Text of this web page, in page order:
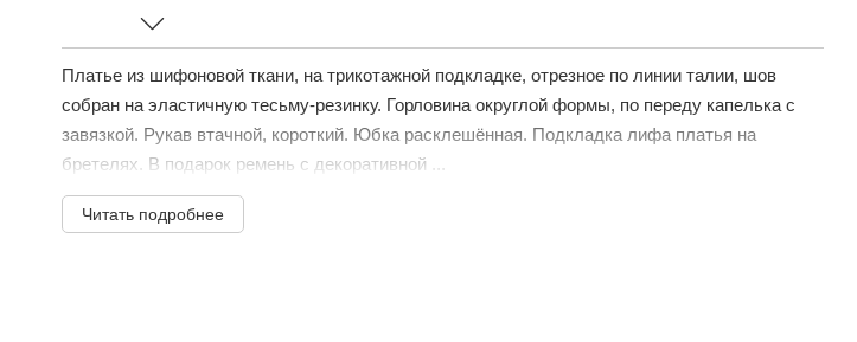
Платье из шифоновой ткани, на трикотажной подкладке, отрезное по линии талии, шов
собран на эластичную тесьму-резинку. Горловина округлой формы, по переду капелька с
завязкой. Рукав втачной, короткий. Юбка расклешённая. Подкладка лифа платья на
бретелях. В подарок ремень с декоративной ...
Читать подробнее